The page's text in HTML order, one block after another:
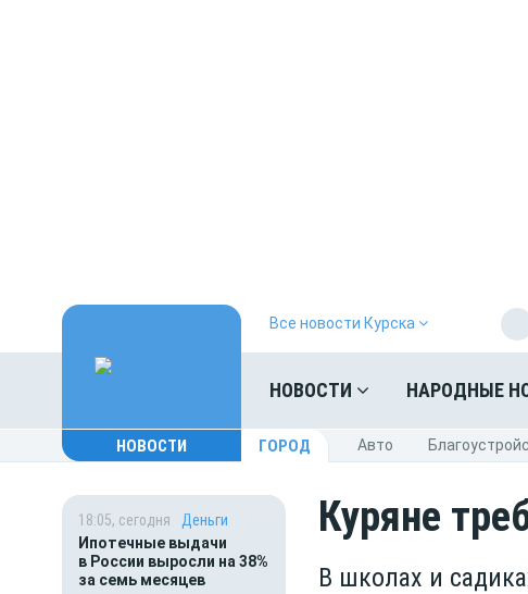
Все новости Курска
НОВОСТИ НАРОДНЫЕ
НОВОСТИ ГОРОД Авто
18:05, сегодня
Деньги
Ипотечные выдачи
в России выросли на 38%
за семь месяцев
Куряне
В школах и